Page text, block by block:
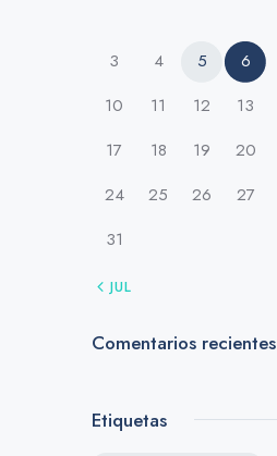
3
4 5 6
10
11 12 13
17
18 19 20
24
25 26 27
31
« JUL
Comentarios recientes
Etiquetas